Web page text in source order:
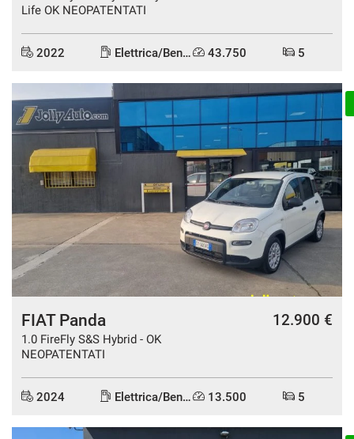
Life OK NEOPATENTATI
2022 Elettrica/Benzina 43.750 5
FIAT Panda
1.0 FireFly S&S Hybrid - OK
NEOPATENTATI
12.900 €
2024 Elettrica/Benzina 13.500 5